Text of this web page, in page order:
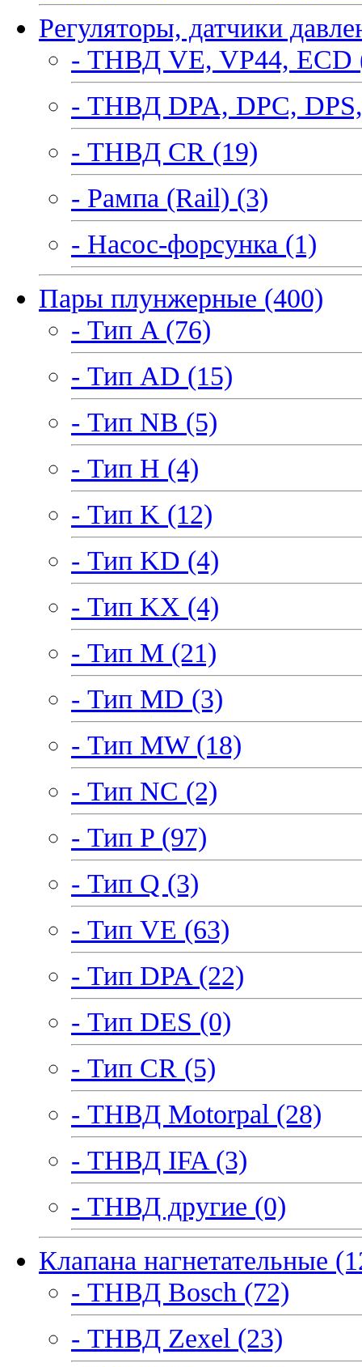
Регуляторы, датчики
- ТНВД VE, VP44, ECD
- ТНВД DPA, DPC,
- ТНВД CR (19)
- Рампа (Rail) (3)
- Насос-форсунка (1)
Пары плунжерные (400)
- Тип A (76)
- Тип AD (15)
- Тип NB (5)
- Тип H (4)
- Тип K (12)
- Тип KD (4)
- Тип KX (4)
- Тип M (21)
- Тип MD (3)
- Тип MW (18)
- Тип NC (2)
- Тип P (97)
- Тип Q (3)
- Тип VE (63)
- Тип DPA (22)
- Тип DES (0)
- Тип CR (5)
- ТНВД Motorpal (28)
- ТНВД IFA (3)
- ТНВД другие (0)
Клапана нагнетательные
- ТНВД Bosch (72)
- ТНВД Zexel (23)